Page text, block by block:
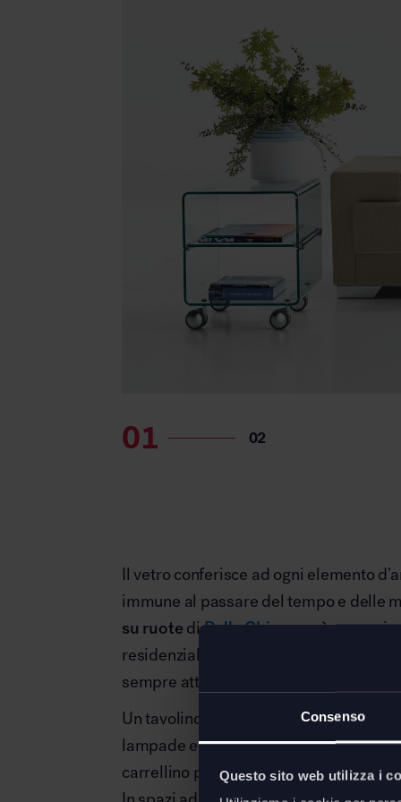
Consenso
Questo sito web utilizza i
Il vetro conferisce ad ogni elemento
immune al passare del tempo e delle
su ruote diDella Chiara, può essere
residenziale o contract, per l’ufficio o
sempre attuale e mai invadente.
Un tavolino perfetto in salotto,
lampade e accessori, oppure di
carrellino per oggetti e vivande.